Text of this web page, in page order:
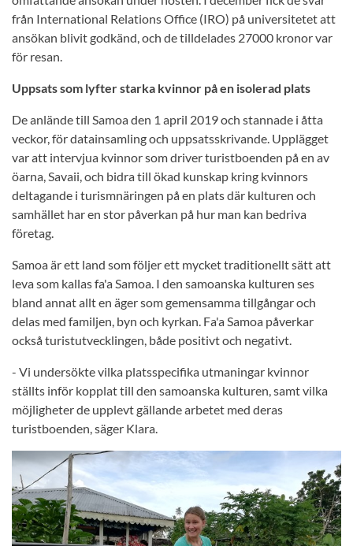
från International Relations Office (IRO) på universitetet att
ansökan blivit godkänd, och de tilldelades 27000 kronor var
för resan.
Uppsats som lyfter starka kvinnor på en isolerad plats
De anlände till Samoa den 1 april 2019 och stannade i åtta
veckor, för datainsamling och uppsatsskrivande. Upplägget
var att intervjua kvinnor som driver turistboenden på en av
öarna, Savaii, och bidra till ökad kunskap kring kvinnors
deltagande i turismnäringen på en plats där kulturen och
samhället har en stor påverkan på hur man kan bedriva
företag.
Samoa är ett land som följer ett mycket traditionellt sätt att
leva som kallas fa'a Samoa. I den samoanska kulturen ses
bland annat allt en äger som gemensamma tillgångar och
delas med familjen, byn och kyrkan. Fa'a Samoa påverkar
också turistutvecklingen, både positivt och negativt.
- Vi undersökte vilka platsspecifika utmaningar kvinnor
ställts inför kopplat till den samoanska kulturen, samt vilka
möjligheter de upplevt gällande arbetet med deras
turistboenden, säger Klara.